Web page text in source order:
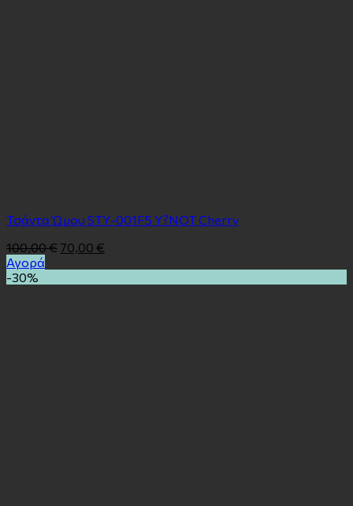
Τσάντα Ώμου STY-001F5 Y?NOT Cherry
100,00€ 70,00 €
Αγορά
-30%